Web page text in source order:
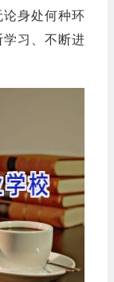
身处何种环
习、不断进